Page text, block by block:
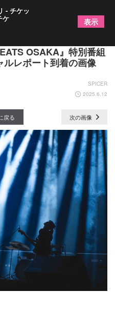
、羊文学が大阪城ホ
OSAKA』特別番組
レポート到着の画像
SPICER
2025.6.12
戻る 次の画像
- チケッ
ケ 表示